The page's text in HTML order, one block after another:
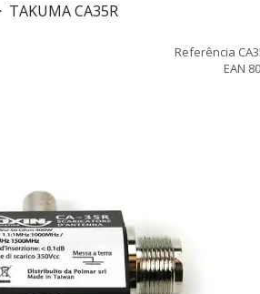
TAKUMA CA35R
Referência
EAN